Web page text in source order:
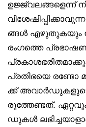
ഉജ്ജ്വലങ്ങളെന്ന്
ങ്ങൾ എഴുതുകയും
രംഗത്തെ
പ്രതിഭയെ
ക്ക് അവാർഡുകളുടെ
രുത്തേണ്ടത്.
ഡുകൾ